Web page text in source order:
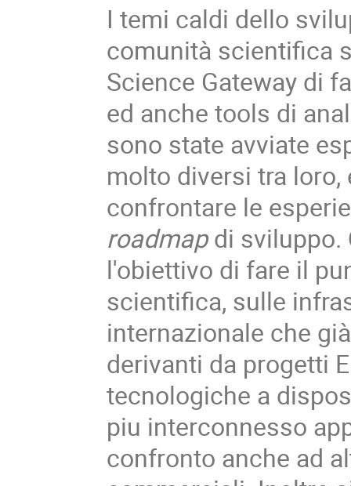
I temi caldi dello
comunità scientifica
Science Gateway di
ed anche tools di
sono state avviate
molto diversi tra
confrontare le
roadmapdi sviluppo.
l'obiettivo di fare il
scientifica, sulle
internazionale che
derivanti da progetti
tecnologiche a
piu interconnesso
confronto anche ad